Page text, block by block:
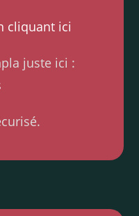
cliquant ici
juste ici :